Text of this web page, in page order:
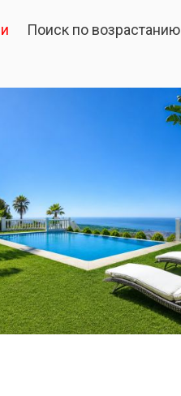
Поиск по возрастанию